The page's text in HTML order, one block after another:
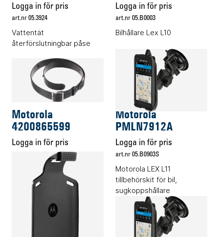
Logga in för pris
art.nr 05.3924
Vattentät
återförslutningbar påse
Logga in för pris
art.nr 05.B0003
Bilhållare Lex L10
Transporttillbehör
Motorola
4200865599
Logga in för pris
Läderbälte svart
Transporttillbehör
Motorola
PMLN7912A
Logga in för pris
art.nr 05.B0903S
Motorola LEX L11
tillbehörskit för bil,
sugkoppshållare